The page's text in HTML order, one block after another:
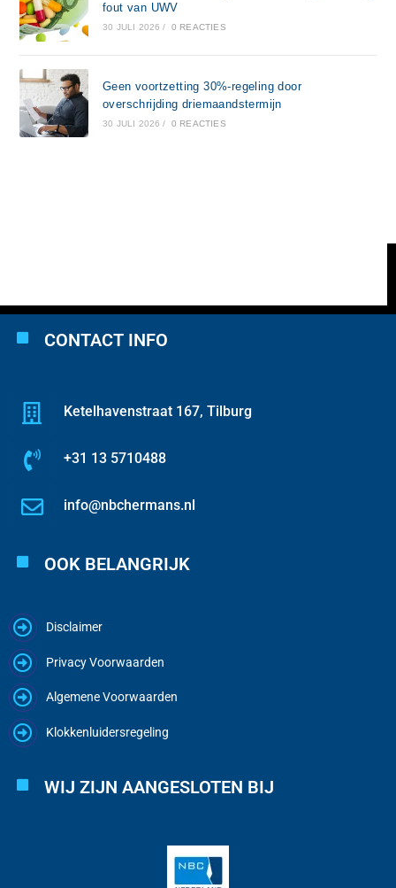
fout van UWV
30 JULI 2026 / 0 REACTIES
Geen voortzetting 30%-regeling door
overschrijding driemaandstermijn
30 JULI 2026 / 0 REACTIES
CONTACT INFO
Ketelhavenstraat 167, Tilburg
+31 13 5710488
info@nbchermans.nl
OOK BELANGRIJK
Disclaimer
Privacy Voorwaarden
Algemene Voorwaarden
Klokkenluidersregeling
WIJ ZIJN AANGESLOTEN BIJ